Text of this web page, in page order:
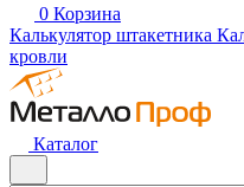
0 Корзина
Калькулятор штакетника
кровли
Каталог